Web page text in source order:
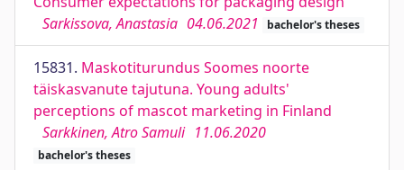
Sarkissova, Anastasia 04.06.2021 bachelor's theses
15831. Maskotiturundus Soomes noorte
täiskasvanute tajutuna. Young adults'
perceptions of mascot marketing in Finland
Sarkkinen, Atro Samuli 11.06.2020
bachelor's theses